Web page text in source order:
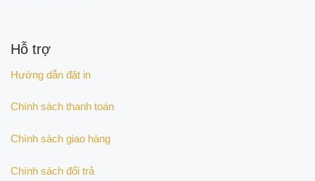
Hỗ trợ
Hướng dẫn đặt in
Chính sách thanh toán
Chính sách giao hàng
Chính sách đổi trả